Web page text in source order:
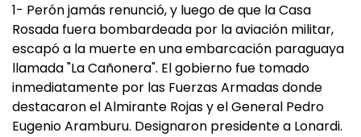
1- Perón jamás renunció, y luego de que la Casa
Rosada fuera bombardeada por la aviación militar,
escapó a la muerte en una embarcación paraguaya
llamada "La Cañonera". El gobierno fue tomado
inmediatamente por las Fuerzas Armadas donde
destacaron el Almirante Rojas y el General Pedro
Eugenio Aramburu. Designaron presidente a Lonardi.